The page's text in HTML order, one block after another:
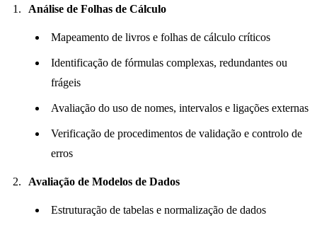
Análise de Folhas de Cálculo
Mapeamento de livros e folhas de cálculo críticos
Identificação de fórmulas complexas, redundantes ou
frágeis
Avaliação do uso de nomes, intervalos e ligações externas
Verificação de procedimentos de validação e controlo de
erros
Avaliação de Modelos de Dados
Estruturação de tabelas e normalização de dados